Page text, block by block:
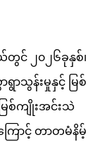
တွင် ၂၀၂၆ခုနှစ်၊
သွန်းမှုနှင့် မြစ်
စ်ကျိုးအင်းသဲ
ြောင့် တာတမံနိမ့်